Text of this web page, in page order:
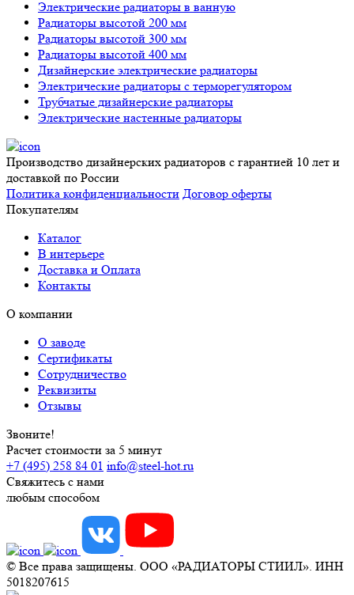
Электрические радиаторы в ванную
Радиаторы высотой 200 мм
Радиаторы высотой 300 мм
Радиаторы высотой 400 мм
Дизайнерские электрические радиаторы
Электрические радиаторы с терморегулятором
Трубчатые дизайнерские радиаторы
Электрические настенные радиаторы
Производство дизайнерских радиаторов с гарантией 10 лет и
доставкой по России
Политика конфиденциальности Договор оферты
Покупателям
Каталог
В интерьере
Доставка и Оплата
Контакты
О компании
О заводе
Сертификаты
Сотрудничество
Реквизиты
Отзывы
Звоните!
Расчет стоимости за 5 минут
+7 (495) 258 84 01 info@steel-hot.ru
Свяжитесь с нами
любым способом
© Все права защищены. ООО «РАДИАТОРЫ СТИИЛ». ИНН
5018207615